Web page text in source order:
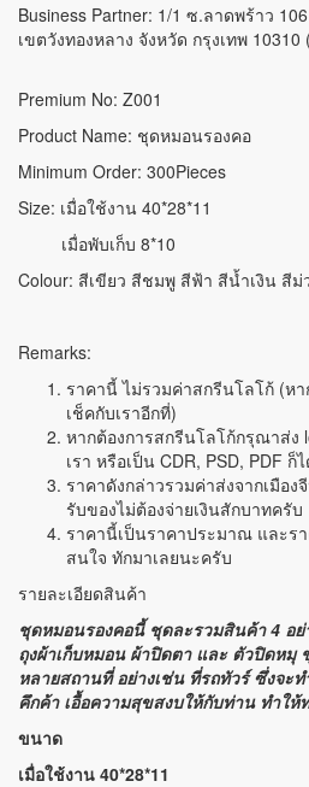
Business Partner: 1/1 ซ.ลาดพร้าว
เขตวังทองหลาง จังหวัด กรุงเทพ
Premium No: Z001
Product Name: ชุดหมอนรองคอ
Minimum Order: 300Pieces
Size: เมื่อใช้งาน 40*28*11
เมื่อพับเก็บ 8*10
Colour: สีเขียว สีชมพู สีฟ้า สีน้ำเงิน สีม่
Remarks:
ราคานี้ ไม่รวมค่าสกรีนโลโก้ (ห
เช็คกับเราอีกที่)
หากต้องการสกรีนโลโก้กรุณาส่ง
เรา หรือเป็น CDR, PSD, PDF
ราคาดังกล่าวรวมค่าส่งจากเมือ
รับของไม่ต้องจ่ายเงินสักบาทครับ
ราคานี้เป็นราคาประมาณ และร
สนใจ ทักมาเลยนะครับ
รายละเอียดสินค้า
ชุดหมอนรองคอนี้ ชุดละรวมสินค้า 4 อย่
ถุงผ้าเก็บหมอน ผ้าปิดตา และ ตัวปิดหมุ
หลายสถานที่ อย่างเช่น ที่รถทัวร์ ซึ่งจะ
คึกค้า เอื้อความสุขสงบให้กับท่าน ทำใ
ขนาด
เมื่อใช้งาน 40*28*11